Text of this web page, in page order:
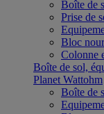
Boîte de
Prise de
Bloc
Colonne
Boîte de sol,
Planet Wattohm
Boîte de